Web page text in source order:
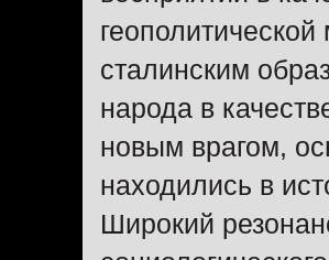
сталинским
народа в
новым врагом,
находились в
Широкий